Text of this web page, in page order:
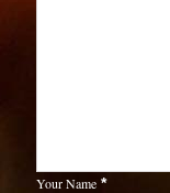
Your Name *